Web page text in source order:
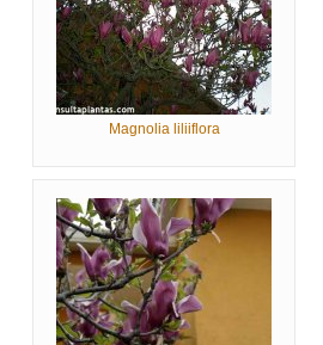
Magnolia liliiflora